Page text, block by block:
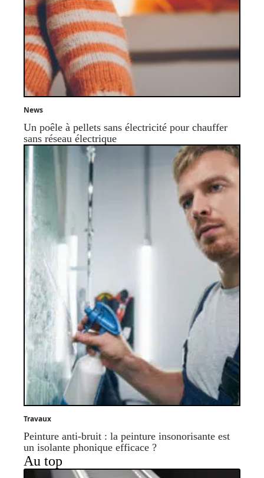
News
Un poêle à pellets sans électricité pour chauffer
sans réseau électrique
Travaux
Peinture anti-bruit : la peinture insonorisante est
un isolante phonique efficace ?
Au top